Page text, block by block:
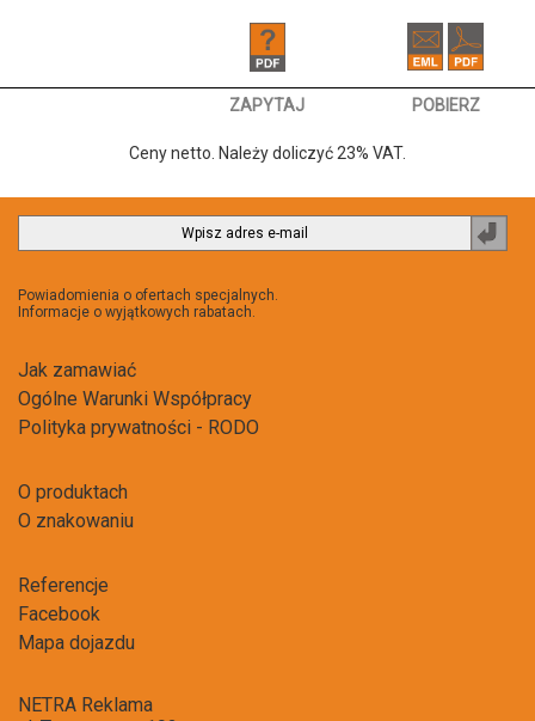
ZAPYTAJ POBIERZ
Ceny netto. Należy doliczyć 23% VAT.
Powiadomienia o ofertach specjalnych.
Informacje o wyjątkowych rabatach.
Jak zamawiać
Ogólne Warunki Współpracy
Polityka prywatności - RODO
O produktach
O znakowaniu
Referencje
Facebook
Mapa dojazdu
NETRA Reklama